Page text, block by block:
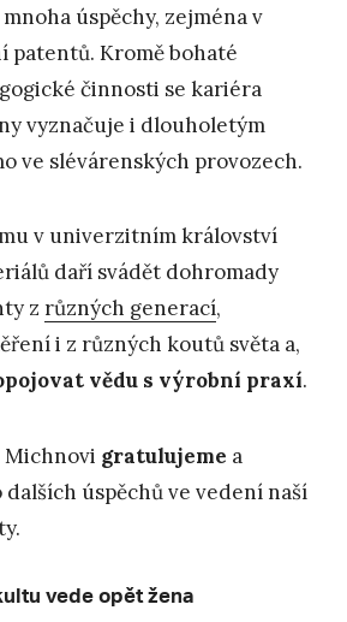
úspěchy, zejména v
patentů. Kromě bohaté
činnosti se kariéra
vyznačuje i dlouholetým
ve slévárenských provozech.
v univerzitním království
daří svádět dohromady
z různých generací,
i z různých koutů světa a,
vědu s výrobní praxí.
Michnovi gratulujeme a
úspěchů ve vedení naší
vede opět žena